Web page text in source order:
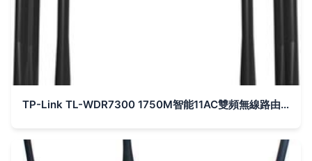
TP-Link TL-WDR7300 1750M智能11AC雙頻無線路由器 光纖寬帶大戶型的穿墻王之選